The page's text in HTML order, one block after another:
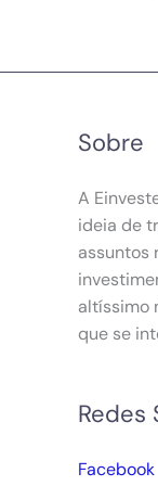
Sobre
A
ideia de
assuntos
altíssimo
que se
Redes
Facebook